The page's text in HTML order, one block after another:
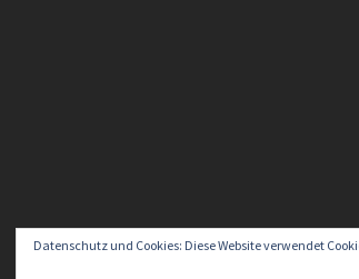
Datenschutz und Cookies: Diese Website verwendet